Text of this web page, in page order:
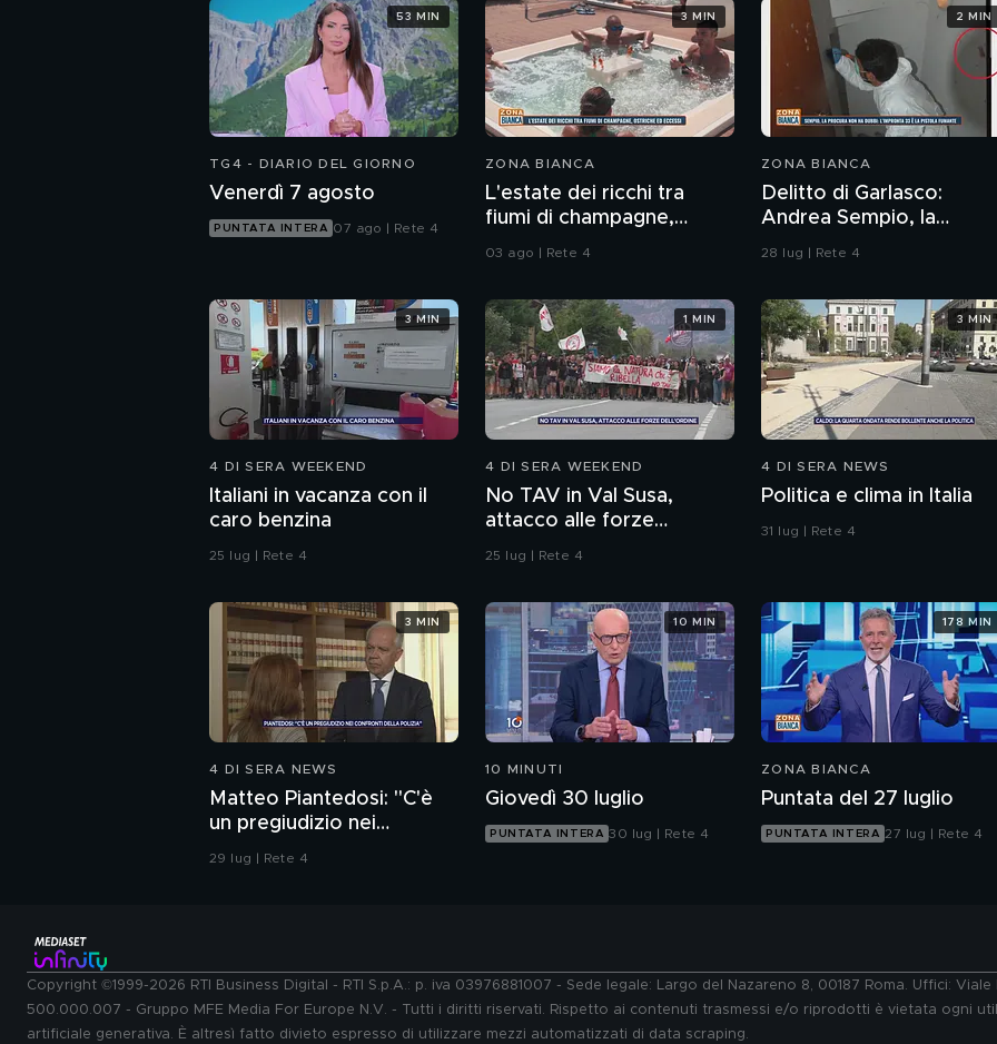
TG4 - DIARIO DEL GIORNO
Venerdì 7 agosto
PUNTATA INTERA 07 ago | Rete 4
53 MIN
ZONA BIANCA
L'estate dei ricchi tra
fiumi di champagne,
ostriche ed eccessi
03 ago | Rete 4
3 MIN
ZONA BIANCA
Delitto di Garlasco:
Andrea Sempio, la
Procura di Pavia non ha
28 lug | Rete 4
2 MIN
4 DI SERA WEEKEND
Italiani in vacanza con il
caro benzina
25 lug | Rete 4
3 MIN
4 DI SERA WEEKEND
No TAV in Val Susa,
attacco alle forze
dell'ordine
25 lug | Rete 4
1 MIN
4 DI SERA NEWS
Politica e clima in Italia
31 lug | Rete 4
3 MIN
4 DI SERA NEWS
Matteo Piantedosi: "C'è
un pregiudizio nei
confronti della polizia"
29 lug | Rete 4
3 MIN
10 MINUTI
Giovedì 30 luglio
PUNTATA INTERA 30 lug | Rete 4
10 MIN
ZONA BIANCA
Puntata del 27 luglio
PUNTATA INTERA 27 lug | Rete 4
178 MIN
Copyright ©1999-2026 RTI Business Digital - RTI S.p.A.: p. iva 03976881007 - Sede legale: Largo del Nazareno 8, 00187 Roma. Uffici:
500.000.007 - Gruppo MFE Media For Europe N.V. - Tutti i diritti riservati. Rispetto ai contenuti trasmessi e/o riprodotti è vietata ogni
artificiale generativa. È altresì fatto divieto espresso di utilizzare mezzi automatizzati di data scraping.